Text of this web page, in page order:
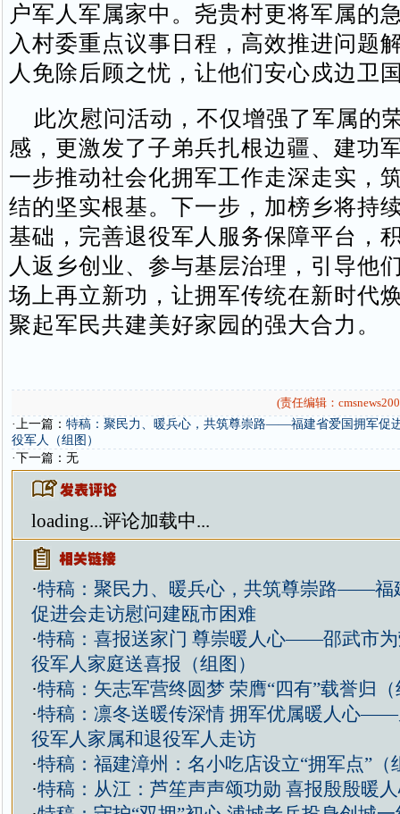
户军人军属家中。尧贵村更将军属的
入村委重点议事日程，高效推进问题
人免除后顾之忧，让他们安心戍边卫
此次慰问活动，不仅增强了军属的
感，更激发了子弟兵扎根边疆、建功
一步推动社会化拥军工作走深走实，
结的坚实根基。下一步，加榜乡将持
基础，完善退役军人服务保障平台，
人返乡创业、参与基层治理，引导他
场上再立新功，让拥军传统在新时代
聚起军民共建美好家园的强大合力。
(责任编辑：
·上一篇： 特稿：聚民力、暖兵心，共筑尊崇路——福建省爱国拥军促
役军人（组图）
·下一篇：无
loading...评论加载中...
·特稿：聚民力、暖兵心，共筑尊崇路——福
促进会走访慰问建瓯市困难
·特稿：喜报送家门 尊崇暖人心——邵武市
役军人家庭送喜报（组图）
·特稿：矢志军营终圆梦 荣膺“四有”载誉归
·特稿：凛冬送暖传深情 拥军优属暖人心
役军人家属和退役军人走访
·特稿：福建漳州：名小吃店设立“拥军点”（
·特稿：从江：芦笙声声颂功勋 喜报殷殷暖